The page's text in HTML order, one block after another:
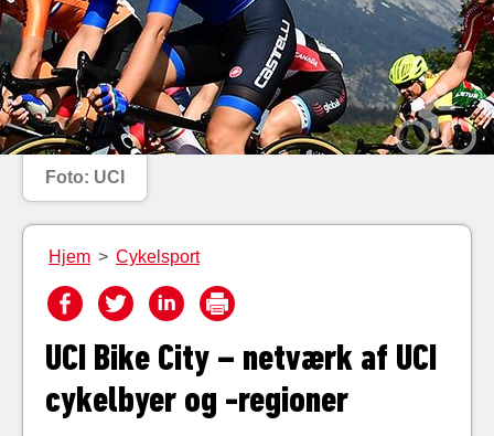
Foto: UCI
Hjem > Cykelsport
UCI Bike City – netværk af UCI
cykelbyer og -regioner